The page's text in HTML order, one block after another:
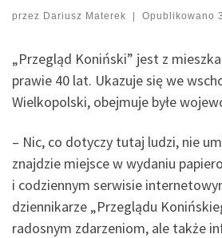
przez Dariusz Materek Opublikowano
„Przegląd Koniński” jest z
prawie 40 lat. Ukazuje się we
Wielkopolski, obejmuje byłe
– Nic, co dotyczy tutaj ludzi, nie
znajdzie miejsce w wydaniu
i codziennym serwisie
dziennikarze „Przeglądu
radosnym zdarzeniom, ale także